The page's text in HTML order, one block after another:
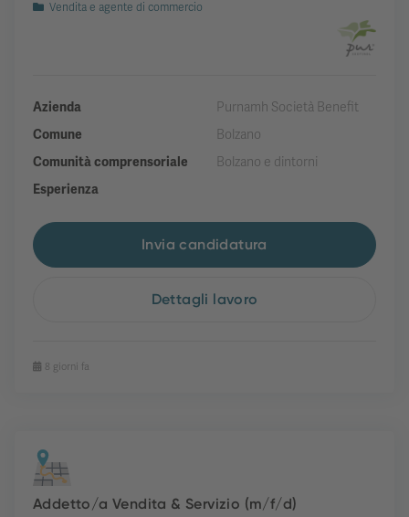
Vendita e agente di commercio
Azienda
Purnamh Società Benefit
Comune
Bolzano
Comunità comprensoriale
Bolzano e dintorni
Esperienza
Invia candidatura
Dettagli lavoro
8 giorni fa
Addetto/a Vendita & Servizio (m/f/d)